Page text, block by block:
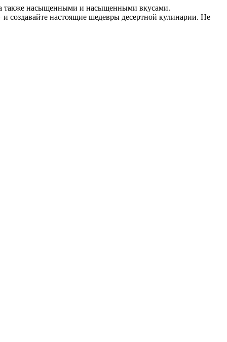
также насыщенными и насыщенными вкусами.
создавайте настоящие шедевры десертной кулинарии. Не